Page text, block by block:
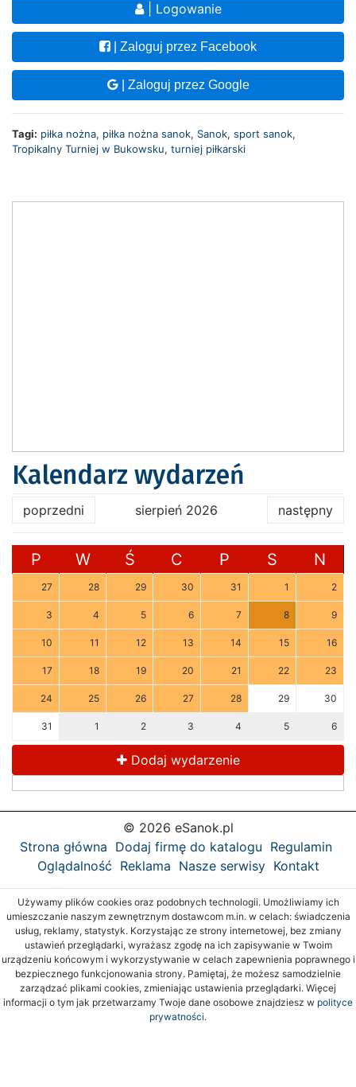
| Logowanie
| Zaloguj przez Facebook
| Zaloguj przez Google
Tagi: piłka nożna, piłka nożna sanok, Sanok, sport sanok,
Tropikalny Turniej w Bukowsku, turniej piłkarski
Kalendarz wydarzeń
poprzedni sierpień 2026 następny
P W Ś C P S N
27 28 29 30 31 1 2
3 4 5 6 7 8 9
10 11 12 13 14 15 16
17 18 19 20 21 22 23
24 25 26 27 28 29 30
31 1 2 3 4 5 6
Dodaj wydarzenie
© 2026 eSanok.pl
Strona główna Dodaj firmę do katalogu Regulamin
Oglądalność Reklama Nasze serwisy Kontakt
Używamy plików cookies oraz podobnych technologii. Umożliwiamy ich
umieszczanie naszym zewnętrznym dostawcom m.in. w celach: świadczenia
usług, reklamy, statystyk. Korzystając ze strony internetowej, bez zmiany
ustawień przeglądarki, wyrażasz zgodę na ich zapisywanie w Twoim
urządzeniu końcowym i wykorzystywanie w celach zapewnienia poprawnego i
bezpiecznego funkcjonowania strony. Pamiętaj, że możesz samodzielnie
zarządzać plikami cookies, zmieniając ustawienia przeglądarki. Więcej
informacji o tym jak przetwarzamy Twoje dane osobowe znajdziesz w polityce
prywatności.